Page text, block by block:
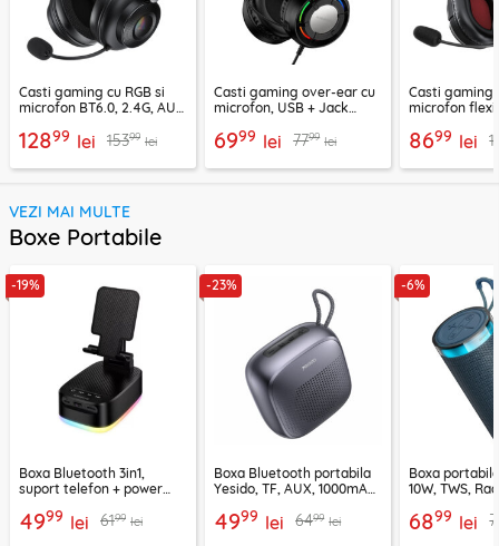
Casti gaming cu RGB si
microfon BT6.0, 2.4G, AUX
12899 lei 15399 lei
Casti gaming over-ear cu
microfon, USB + Jack
BO112
6999 lei 7799 lei
Casti gaming
microfon
8699 lei
VEZI MAI MULTE
Boxe Portabile
-19%
Boxa Bluetooth 3in1,
suport telefon + power
BR200
4999 lei 6199 lei
-23%
Boxa Bluetooth portabila
Yesido, TF, AUX, 1000mAh,
4999 lei 6499 lei
-6%
Boxa
10W, TWS,
6899 lei